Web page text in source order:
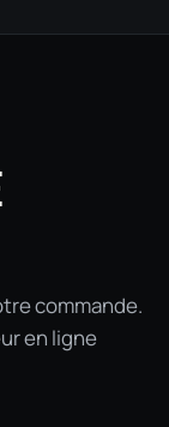
commande.
en ligne